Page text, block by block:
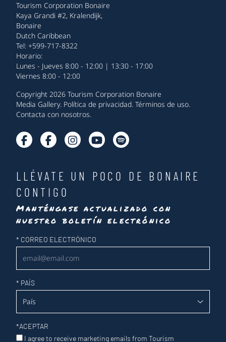
Tourism Corporation Bonaire
Kaya Grandi #2, Kralendijk,
Bonaire
Dutch Caribbean
Tel: +599-717-8322
Horario:
Lunes - Jueves 8:00 - 12:00 | 13:30 - 17:00
Viernes 8:00 - 12:00
Copyright 2026 Tourism Corporation Bonaire
Media Gallery. Política de privacidad. Términos de uso.
Contacta con nosotros.
LLÉVATE UN POCO DE BONAIRE
CONTIGO
Manténgase actualizado con
nuestro boletín electrónico
Newsletter
* CORREO ELECTRÓNICO
* PAÍS
*ACEPTAR
I agree to receive marketing emails from Tourism